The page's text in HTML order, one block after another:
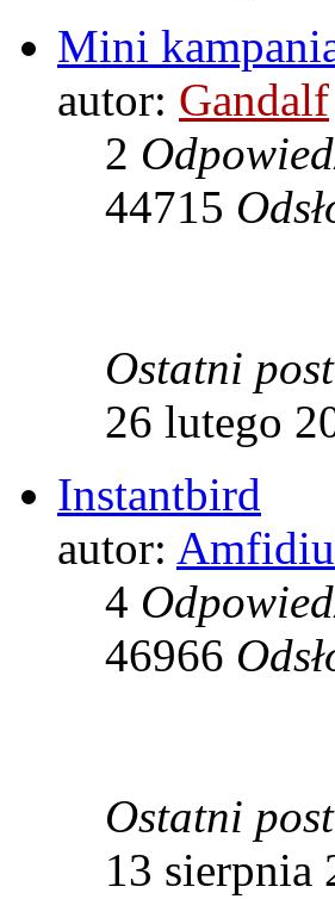
Mini
autor: Gandalf
2
44715
Ostatni post
26 lutego
Instantbird
autor:
4
46966
Ostatni post
13 sierpnia